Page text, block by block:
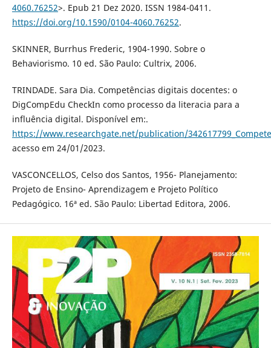
4060.76252>. Epub 21 Dez 2020. ISSN 1984-0411.
https://doi.org/10.1590/0104-4060.76252.
SKINNER, Burrhus Frederic, 1904-1990. Sobre o
Behaviorismo. 10 ed. São Paulo: Cultrix, 2006.
TRINDADE. Sara Dia. Competências digitais docentes: o
DigCompEdu CheckIn como processo da literacia para a
influência digital. Disponível em:.
https://www.researchgate.net/publication/
acesso em 24/01/2023.
VASCONCELLOS, Celso dos Santos, 1956- Planejamento:
Projeto de Ensino- Aprendizagem e Projeto Político
Pedagógico. 16ª ed. São Paulo: Libertad Editora, 2006.